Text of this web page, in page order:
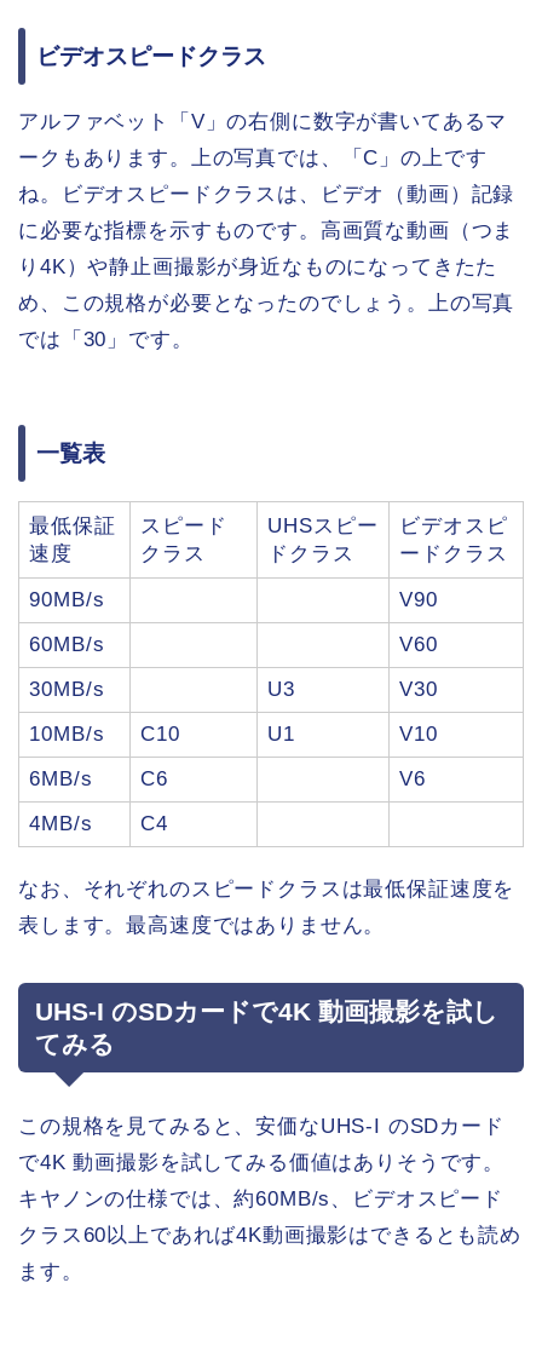
ビデオスピードクラス
アルファベット「V」の右側に数字が書いてあるマ
ークもあります。上の写真では、「C」の上です
ね。ビデオスピードクラスは、ビデオ（動画）記録
に必要な指標を示すものです。高画質な動画（つま
り4K）や静止画撮影が身近なものになってきたた
め、この規格が必要となったのでしょう。上の写真
では「30」です。
一覧表
最低保証
速度
スピード
クラス
UHSスピー
ドクラス
ビデオスピ
ードクラス
90MB/s
V90
60MB/s
V60
30MB/s
U3
V30
10MB/s
C10 U1
V10
6MB/s
C6
V6
4MB/s
C4
なお、それぞれのスピードクラスは最低保証速度を
表します。最高速度ではありません。
UHS-I のSDカードで4K 動画撮影を試し
てみる
この規格を見てみると、安価なUHS-I のSDカード
で4K 動画撮影を試してみる価値はありそうです。
キヤノンの仕様では、約60MB/s、ビデオスピード
クラス60以上であれば4K動画撮影はできるとも読め
ます。